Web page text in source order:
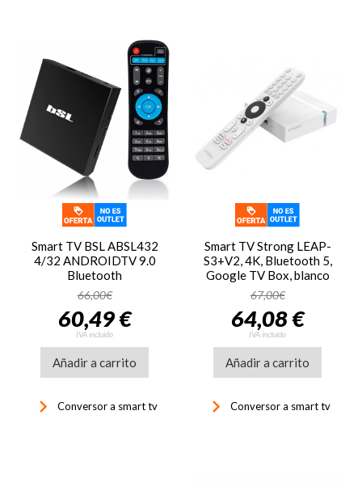
Smart TV BSL ABSL432
4/32 ANDROIDTV 9.0
Bluetooth
66,00€
60,49 €
IVA incluido
Añadir a carrito
keyboard_arrow_right Conversor a smart tv
Smart TV Strong LEAP-
S3+V2, 4K, Bluetooth 5,
Google TV Box, blanco
67,00€
64,08 €
IVA incluido
Añadir a carrito
keyboard_arrow_right Conversor a smart tv